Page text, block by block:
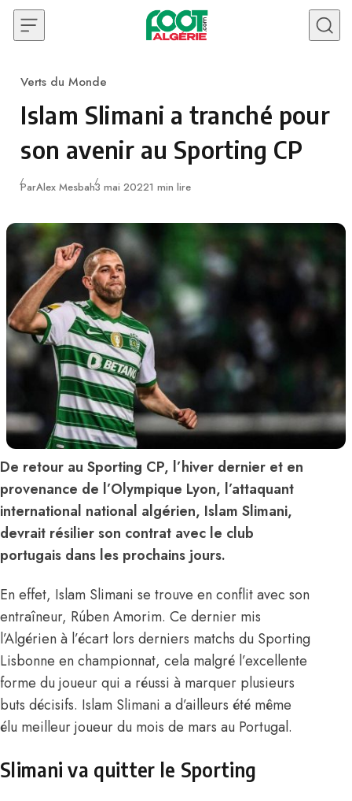
Skip to content
Category
Verts du Monde
Islam Slimani a tranché pour
son avenir au Sporting CP
ParAlex MesbahPublié
3 mai 20221 min lire
De retour au Sporting CP, l’hiver dernier et en
provenance de l’Olympique Lyon, l’attaquant
international national algérien, Islam Slimani,
devrait résilier son contrat avec le club
portugais dans les prochains jours.
En effet, Islam Slimani se trouve en conflit avec son
entraîneur, Rúben Amorim. Ce dernier mis
l’Algérien à l’écart lors derniers matchs du Sporting
Lisbonne en championnat, cela malgré l’excellente
forme du joueur qui a réussi à marquer plusieurs
buts décisifs. Islam Slimani a d’ailleurs été même
élu meilleur joueur du mois de mars au Portugal.
Slimani va quitter le Sporting